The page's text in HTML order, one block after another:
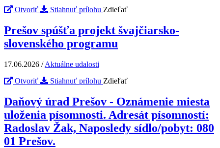
Otvoriť
Stiahnuť prílohu Zdieľať
Prešov spúšťa projekt švajčiarsko-
slovenského programu
17.06.2026 /Aktuálne udalosti
Otvoriť
Stiahnuť prílohu Zdieľať
Daňový úrad Prešov - Oznámenie miesta
uloženia písomnosti. Adresát písomností:
Radoslav Žak, Naposledy sídlo/pobyt: 080
01 Prešov.